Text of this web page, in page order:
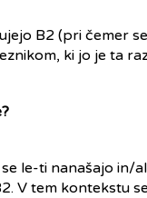
B2 (pri čemer
ki jo je ta
le-ti nanašajo in/
V tem kontekstu